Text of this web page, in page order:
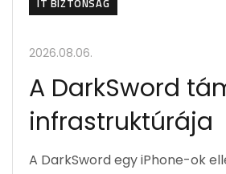
IT BIZTONSÁG
2026.08.06.
A DarkSword
infrastruktúrája
A DarkSword egy iPhone-ok